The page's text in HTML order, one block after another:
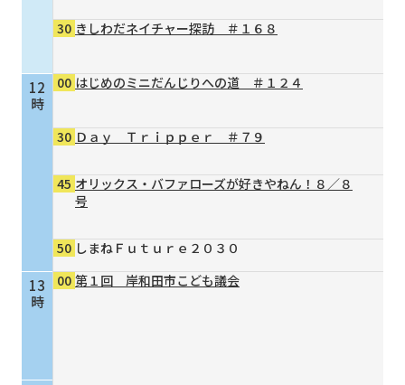
12
時
13
時
30 きしわだネイチャー探訪 ＃１６８
00 はじめのミニだんじりへの道 ＃１２４
30 Ｄａｙ Ｔｒｉｐｐｅｒ ＃７９
45 オリックス・バファローズが好きやねん！８／８
号
50 しまねＦｕｔｕｒｅ２０３０
00 第１回 岸和田市こども議会